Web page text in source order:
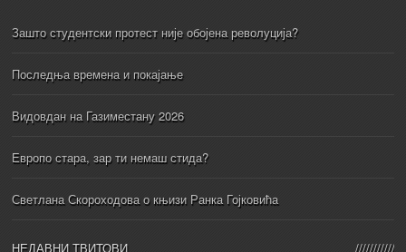
Зашто студентски протест није обојена револуција?
Последња времена и покајање
Видовдан на Газиместану 2026
Европо стара, зар ти немаш стида?
Светлана Скороходова о књизи Ранка Гојковића
НЕДАВНИ ТВИТОВИ